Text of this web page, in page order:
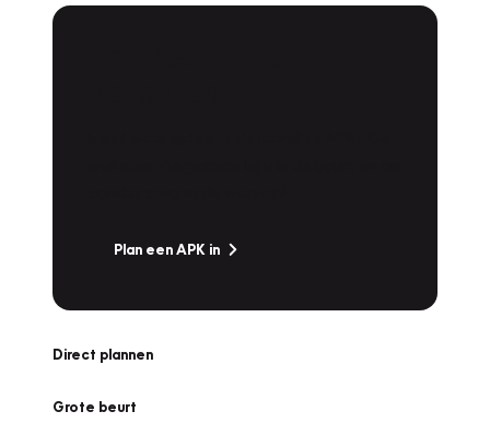
Plan een APK in
Direct plannen
Grote beurt